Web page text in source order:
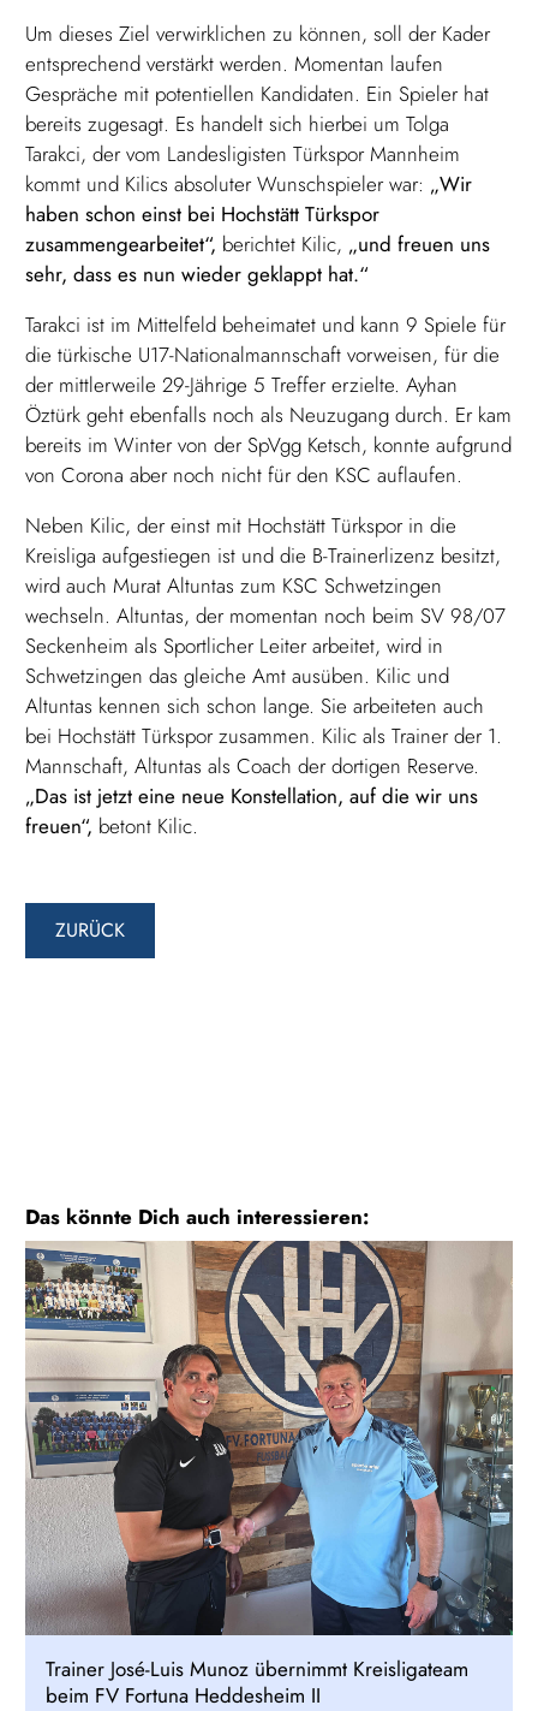
Um dieses Ziel verwirklichen zu können, soll der Kader
entsprechend verstärkt werden. Momentan laufen
Gespräche mit potentiellen Kandidaten. Ein Spieler hat
bereits zugesagt. Es handelt sich hierbei um Tolga
Tarakci, der vom Landesligisten Türkspor Mannheim
kommt und Kilics absoluter Wunschspieler war: „Wir
haben schon einst bei Hochstätt Türkspor
zusammengearbeitet“, berichtet Kilic, „und freuen uns
sehr, dass es nun wieder geklappt hat.“
Tarakci ist im Mittelfeld beheimatet und kann 9 Spiele für
die türkische U17-Nationalmannschaft vorweisen, für die
der mittlerweile 29-Jährige 5 Treffer erzielte. Ayhan
Öztürk geht ebenfalls noch als Neuzugang durch. Er kam
bereits im Winter von der SpVgg Ketsch, konnte aufgrund
von Corona aber noch nicht für den KSC auflaufen.
Neben Kilic, der einst mit Hochstätt Türkspor in die
Kreisliga aufgestiegen ist und die B-Trainerlizenz besitzt,
wird auch Murat Altuntas zum KSC Schwetzingen
wechseln. Altuntas, der momentan noch beim SV 98/07
Seckenheim als Sportlicher Leiter arbeitet, wird in
Schwetzingen das gleiche Amt ausüben. Kilic und
Altuntas kennen sich schon lange. Sie arbeiteten auch
bei Hochstätt Türkspor zusammen. Kilic als Trainer der 1.
Mannschaft, Altuntas als Coach der dortigen Reserve.
„Das ist jetzt eine neue Konstellation, auf die wir uns
freuen“, betont Kilic.
ZURÜCK
Das könnte Dich auch interessieren:
Trainer José-Luis Munoz übernimmt Kreisligateam
beim FV Fortuna Heddesheim II